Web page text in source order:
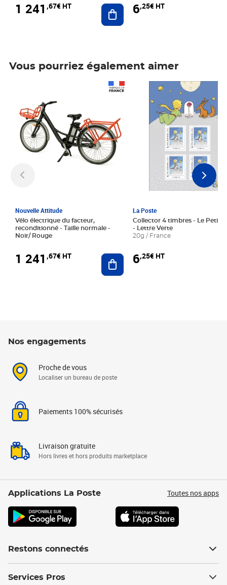
1 241 ,67€ HT Ajouter au panier
6,25€ HT
Vous pourriez également aimer
Nouvelle Attitude
Vélo électrique du facteur,
reconditionné - Taille normale -
Noir/ Rouge
1 241 ,67€ HT Ajouter au panier
La Poste
Collector 4 timbres - Le Petit
- Lettre Verte
20g / France
6,25€ HT
Prix 6,25€ HT
Nos engagements
Proche de vous
Localiser un bureau de poste
Paiements 100% sécurisés
Livraison gratuite
Hors livres et hors produits marketplace
Applications La Poste Toutes nos apps
Restons connectés
Services Pros